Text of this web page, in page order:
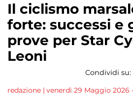
Il ciclismo
forte: successi e
prove per Star
Leoni
Condividi su:
redazione | venerdì 29 Maggio 2026